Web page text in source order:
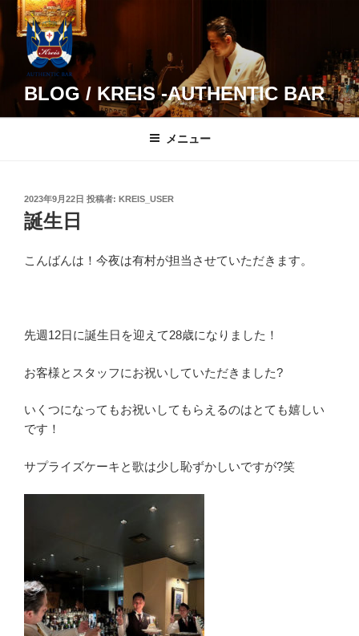
コ
BLOG / KREIS -AUTHENTIC BAR
メニュー
投
稿
日:
2023年9月22日 投稿者: KREIS_USER
誕生日
こんばんは！今夜は有村が担当させていただきます。
先週12日に誕生日を迎えて28歳になりました！
お客様とスタッフにお祝いしていただきました?
いくつになってもお祝いしてもらえるのはとても嬉しい
です！
サプライズケーキと歌は少し恥ずかしいですが?笑